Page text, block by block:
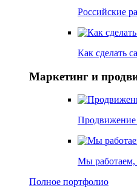
Российские
Как сделать
Маркетинг и
Продвижение
Мы работаем,
Полное портфолио